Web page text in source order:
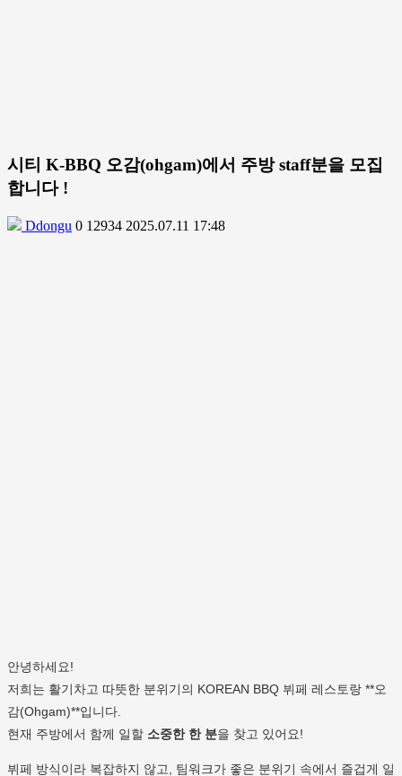
시티 K-BBQ 오감(ohgam)에서 주방 staff분을 모집
합니다 !
Ddongu 0 12934 2025.07.11 17:48
안녕하세요!
저희는 활기차고 따뜻한 분위기의 KOREAN BBQ 뷔페 레스토랑 **오
감(Ohgam)**입니다.
현재 주방에서 함께 일할 소중한 한 분을 찾고 있어요!
뷔페 방식이라 복잡하지 않고, 팀워크가 좋은 분위기 속에서 즐겁게 일